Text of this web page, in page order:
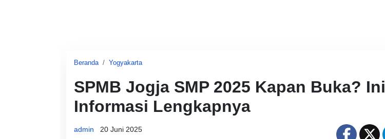
Beranda Yogyakarta
SPMB Jogja SMP 2025 Kapan Buka? Ini
Informasi Lengkapnya
admin 20 Juni 2025